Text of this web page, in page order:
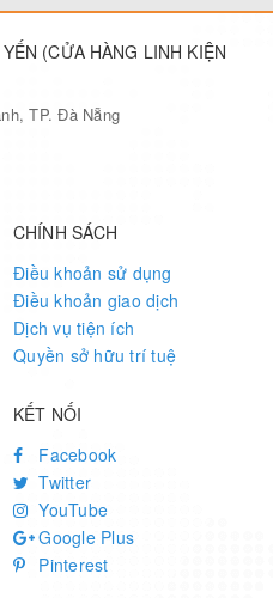
(CỬA HÀNG LINH KIỆN
TP. Đà Nẵng
CHÍNH SÁCH
Điều khoản sử dụng
Điều khoản giao dịch
Dịch vụ tiện ích
Quyền sở hữu trí tuệ
KẾT NỐI
Facebook
Twitter
YouTube
Google Plus
Pinterest